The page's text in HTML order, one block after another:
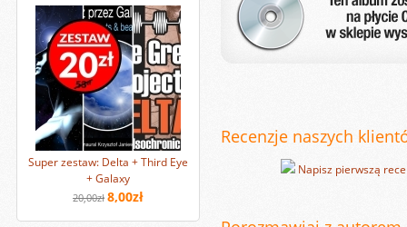
Super zestaw: Delta + Third Eye
+ Galaxy
20,00zł 8,00zł
Recenzje naszych
Napisz pierwszą